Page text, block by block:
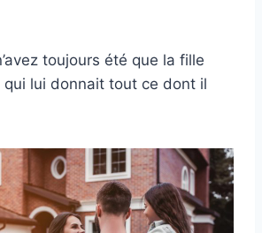
toujours été que la fille
qui lui donnait tout ce dont il